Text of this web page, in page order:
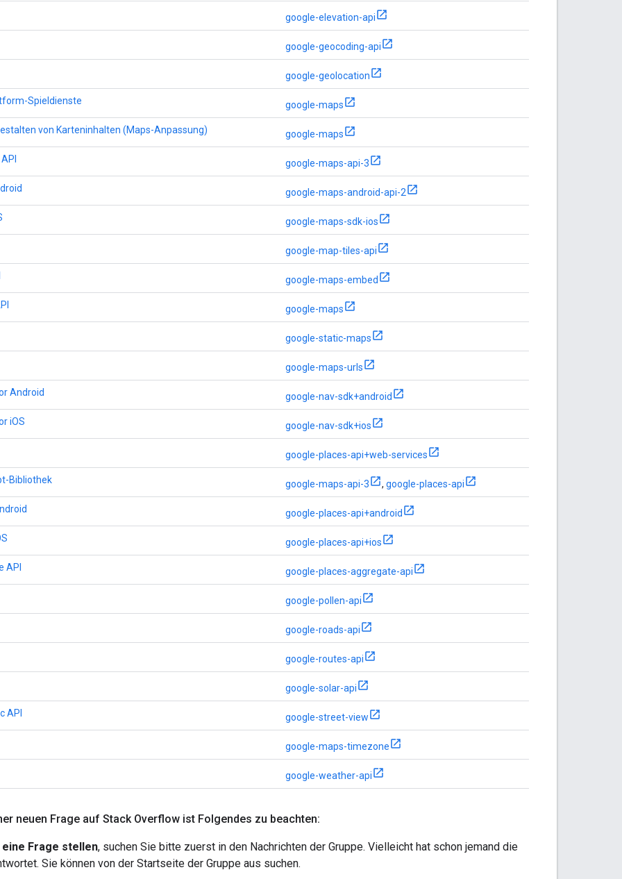
google-elevation-api
google-geocoding-api
google-geolocation
Spieldienste google-maps
von Karteninhalten (Maps-Anpassung) google-maps
google-maps-api-3
google-maps-android-api-2
google-maps-sdk-ios
google-map-tiles-api
google-maps-embed
google-maps
google-static-maps
google-maps-urls
Android google-nav-sdk+android
iOS google-nav-sdk+ios
google-places-api+web-services
Bibliothek google-maps-api-3 , google-places-api
google-places-api+android
google-places-api+ios
API google-places-aggregate-api
google-pollen-api
google-roads-api
google-routes-api
google-solar-api
API google-street-view
google-maps-timezone
google-weather-api
neuen Frage auf Stack Overflow ist Folgendes zu beachten:
eine Frage stellen, suchen Sie bitte zuerst in den Nachrichten der Gruppe. Vielleicht hat schon jemand die
Sie können von der Startseite der Gruppe aus suchen.